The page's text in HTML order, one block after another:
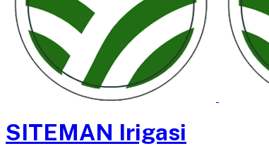
SITEMAN Irigasi